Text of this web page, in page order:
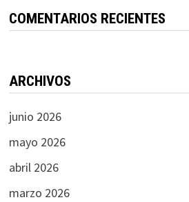
COMENTARIOS RECIENTES
ARCHIVOS
junio 2026
mayo 2026
abril 2026
marzo 2026